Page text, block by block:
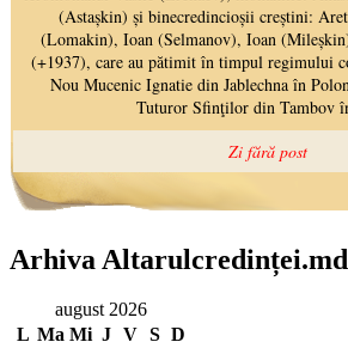
Arhiva Altarulcredinței.md
august 2026
L Ma Mi J V S D